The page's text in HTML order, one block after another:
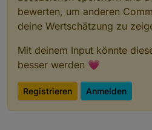
bewerten, um anderen
deine Wertschätzung zu
Mit deinem Input könnte
besser werden 💗
Registrieren Anmelden